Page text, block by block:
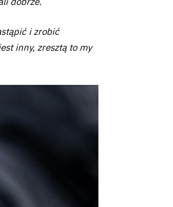
i zrobić
inny, zresztą to my